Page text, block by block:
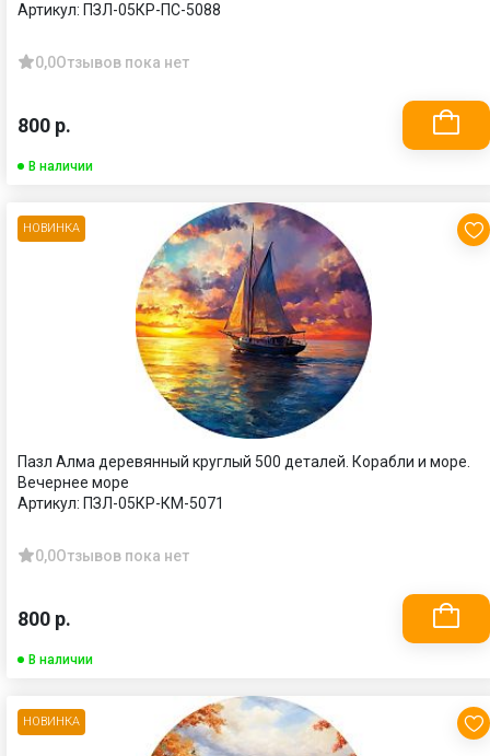
Артикул: ПЗЛ-05КР-ПС-5088
0,0Отзывов пока нет
800 р.
В наличии
НОВИНКА
Пазл Алма деревянный круглый 500 деталей. Корабли и море.
Вечернее море
Артикул: ПЗЛ-05КР-КМ-5071
0,0Отзывов пока нет
800 р.
В наличии
НОВИНКА